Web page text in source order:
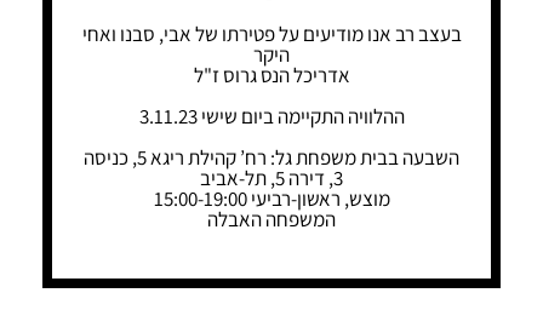
בעצב רב אנו מודיעים על פטירתו של אבי, סבנו ואחי
היקר
אדריכל הנס גרוס ז"ל
ההלוויה התקיימה ביום שישי 3.11.23
השבעה בבית משפחת גל: רח’ קהילת ריגא 5, כניסה
3, דירה 5, תל-אביב
מוצש, ראשון-רביעי 15:00-19:00
המשפחה האבלה